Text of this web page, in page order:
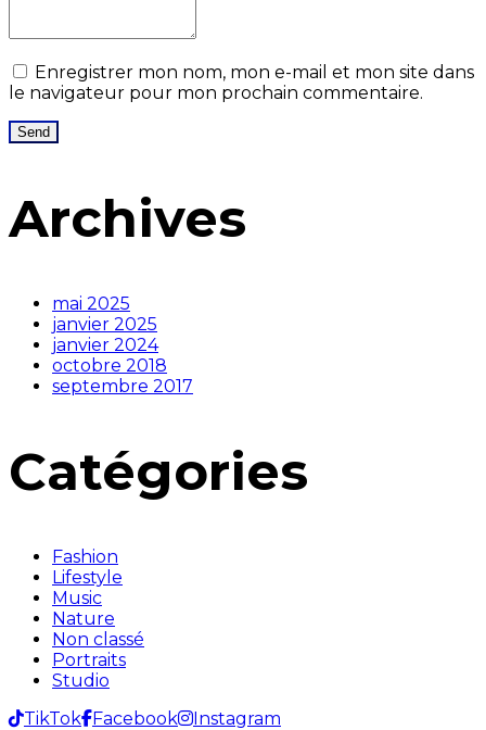
Enregistrer mon nom, mon e-mail et mon site dans
le navigateur pour mon prochain commentaire.
Archives
mai 2025
janvier 2025
janvier 2024
octobre 2018
septembre 2017
Catégories
Fashion
Lifestyle
Music
Nature
Non classé
Portraits
Studio
TikTok
Facebook
Instagram